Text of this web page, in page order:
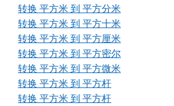
转换 平方米 到 平方分米
转换 平方米 到 平方十米
转换 平方米 到 平方厘米
转换 平方米 到 平方密尔
转换 平方米 到 平方微米
转换 平方米 到 平方杆
转换 平方米 到 平方杆